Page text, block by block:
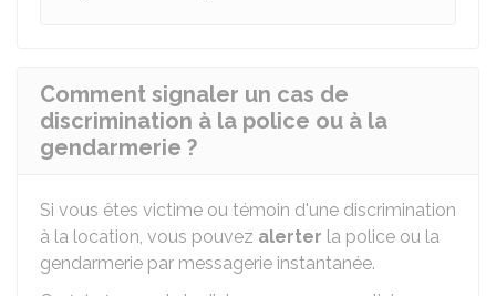
Comment signaler un cas de
discrimination à la police ou à la
gendarmerie ?
Si vous êtes victime ou témoin d'une discrimination
à la location, vous pouvez alerter la police ou la
gendarmerie par messagerie instantanée.